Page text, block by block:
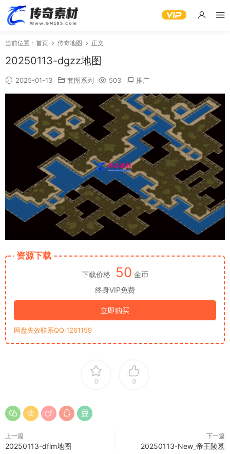
当前位置： 首页 传奇地图 正文
20250113-dgzz地图
2025-01-13 套图系列 503 推广
资源下载
下载价格 50 金币
终身VIP免费
立即购买
网盘失效联系QQ:1261159
0 0
上一篇
20250113-dflm地图
下一篇
20250113-New_帝王陵墓